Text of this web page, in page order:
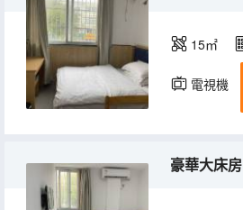
15㎡
電視機
豪華大床房